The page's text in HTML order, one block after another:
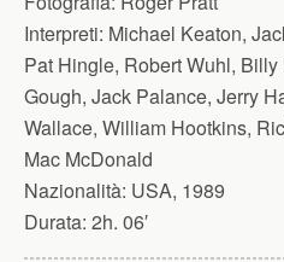
Interpreti: Michael Keaton,
Pat Hingle, Robert Wuhl,
Gough, Jack Palance, Jerry
Wallace, William Hootkins,
Mac McDonald
Nazionalità: USA, 1989
Durata: 2h. 06′